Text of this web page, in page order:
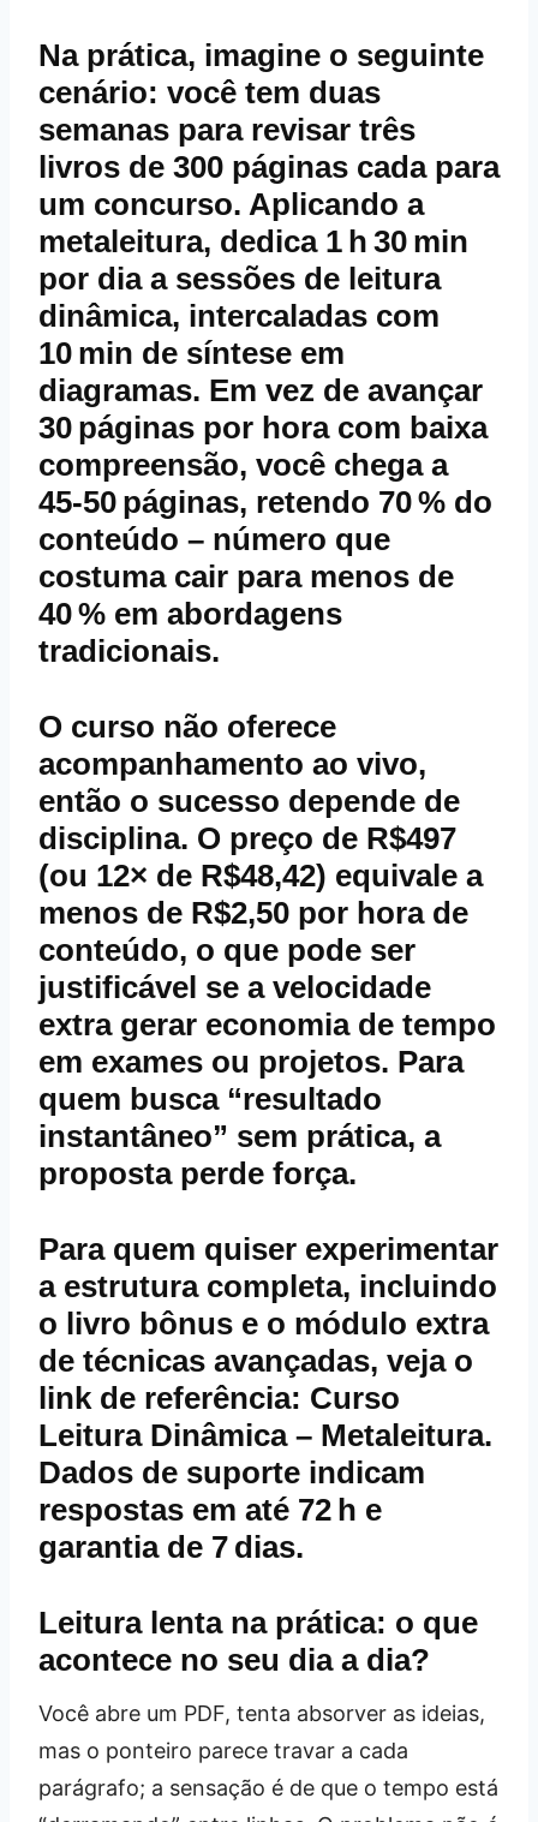
Na prática, imagine o seguinte
cenário: você tem duas
semanas para revisar três
livros de 300 páginas cada para
um concurso. Aplicando a
metaleitura, dedica 1 h 30 min
por dia a sessões de leitura
dinâmica, intercaladas com
10 min de síntese em
diagramas. Em vez de avançar
30 páginas por hora com baixa
compreensão, você chega a
45‑50 páginas, retendo 70 % do
conteúdo – número que
costuma cair para menos de
40 % em abordagens
tradicionais.
O curso não oferece
acompanhamento ao vivo,
então o sucesso depende de
disciplina. O preço de R$497
(ou 12× de R$48,42) equivale a
menos de R$2,50 por hora de
conteúdo, o que pode ser
justificável se a velocidade
extra gerar economia de tempo
em exames ou projetos. Para
quem busca “resultado
instantâneo” sem prática, a
proposta perde força.
Para quem quiser experimentar
a estrutura completa, incluindo
o livro bônus e o módulo extra
de técnicas avançadas, veja o
link de referência: Curso
Leitura Dinâmica – Metaleitura.
Dados de suporte indicam
respostas em até 72 h e
garantia de 7 dias.
Leitura lenta na prática: o que
acontece no seu dia a dia?
Você abre um PDF, tenta absorver as ideias,
mas o ponteiro parece travar a cada
parágrafo; a sensação é de que o tempo está